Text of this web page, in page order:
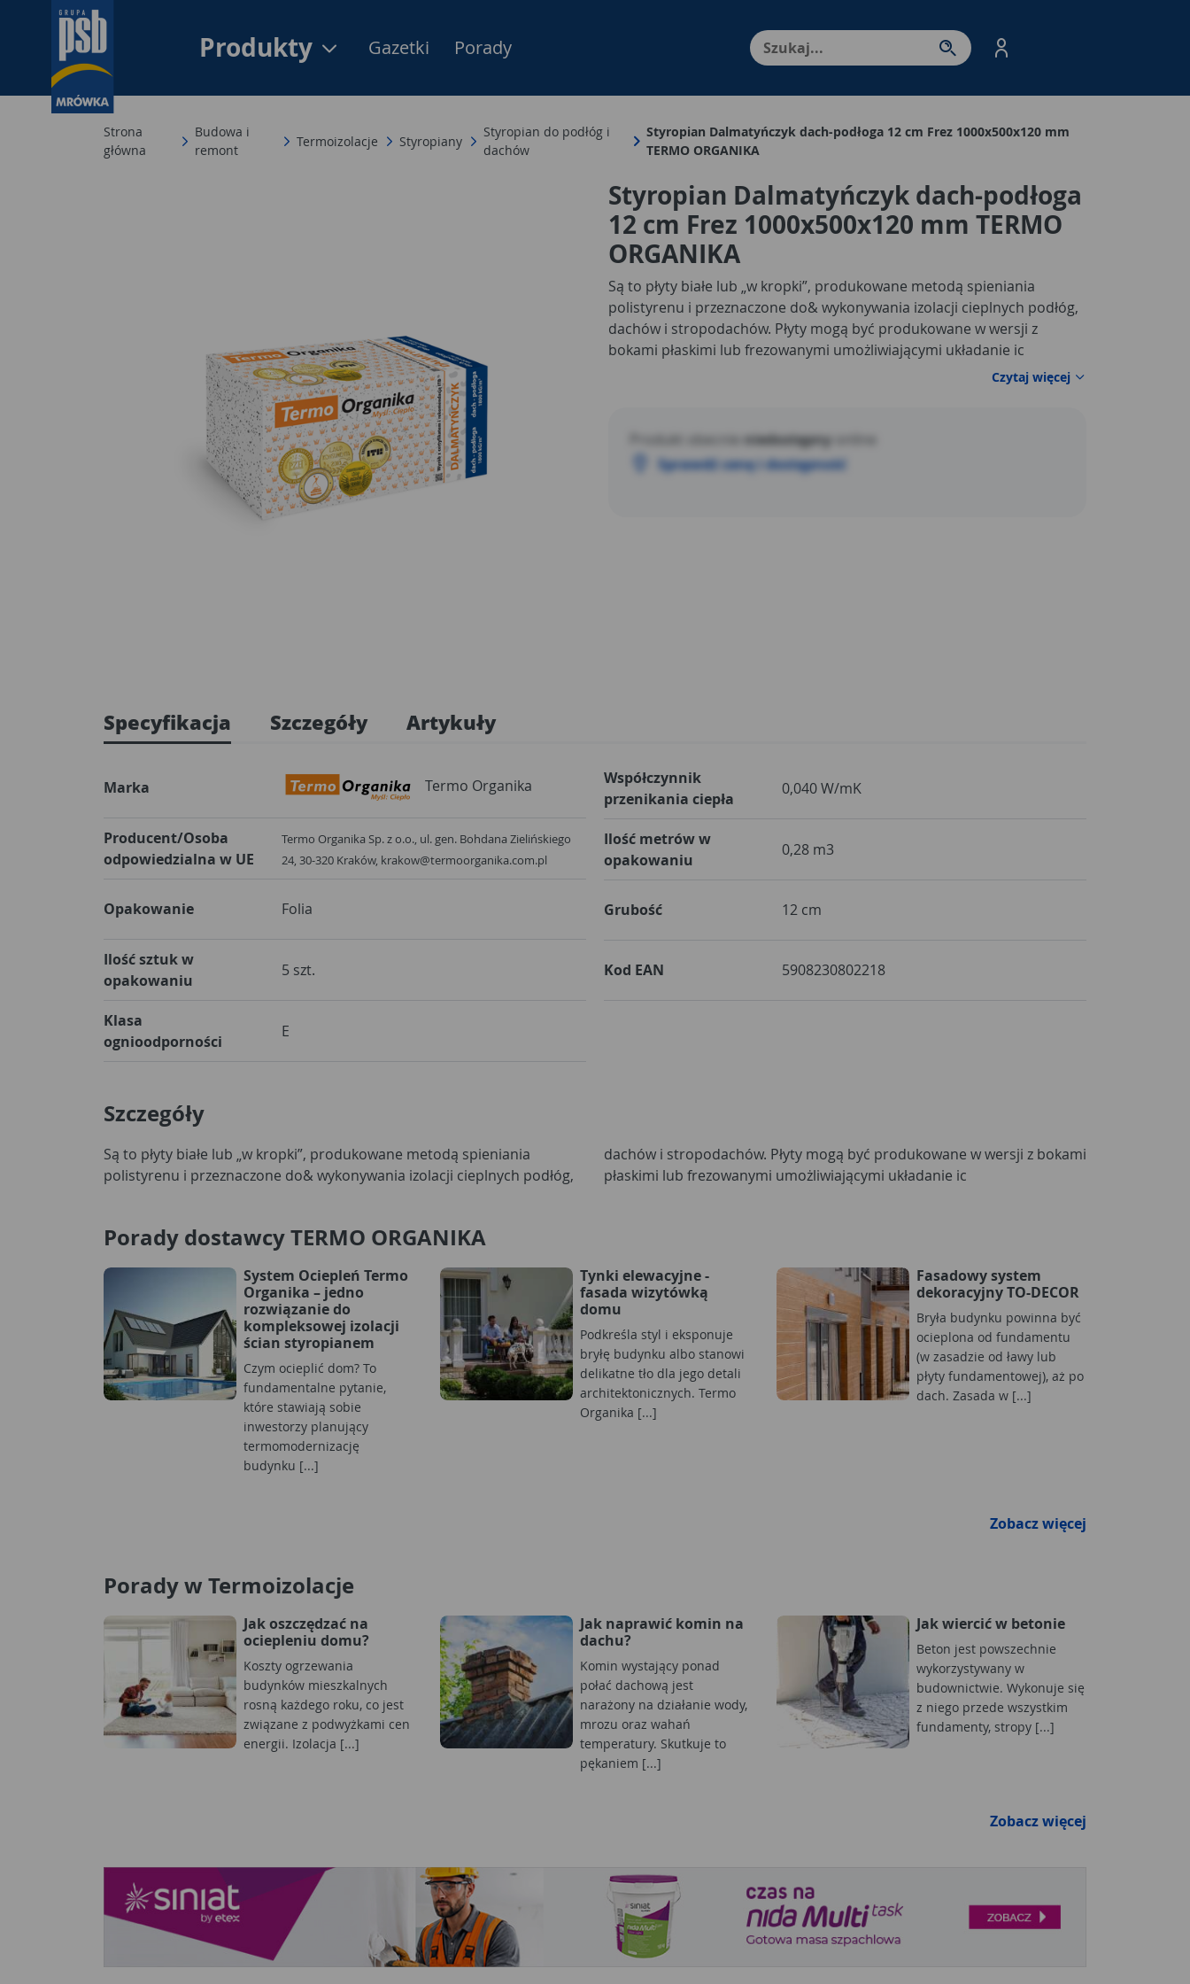
Produkty Menu Produktów, nawigacja: Enter - przejdź do strony produktów. Spacja – otwórz/
Gazetki Porady
Strona
główna
Budowa i
remont
Termoizolacje Styropiany
Styropian do podłóg i
dachów
Styropian Dalmatyńczyk dach-podłoga 12 cm Frez 1000x500x120 mm
TERMO ORGANIKA
Styropian Dalmatyńczyk dach-podłoga
12 cm Frez 1000x500x120 mm TERMO
ORGANIKA
Są to płyty białe lub „w kropki”, produkowane metodą spieniania
polistyrenu i przeznaczone do& wykonywania izolacji cieplnych podłóg,
dachów i stropodachów. Płyty mogą być produkowane w wersji z
bokami płaskimi lub frezowanymi umożliwiającymi układanie ic
Czytaj więcej
niedostępny
Sprawdź cenę i dostępność
Specyfikacja Szczegóły Artykuły
Marka Termo Organika
Producent/Osoba
odpowiedzialna w UE
Termo Organika Sp. z o.o., ul. gen. Bohdana Zielińskiego
24, 30-320 Kraków, krakow@termoorganika.com.pl
Opakowanie Folia
Ilość sztuk w
opakowaniu
5 szt.
Klasa
ognioodporności
E
Współczynnik
przenikania ciepła
0,040 W/mK
Ilość metrów w
opakowaniu
0,28 m3
Grubość 12 cm
Kod EAN 5908230802218
Szczegóły
Są to płyty białe lub „w kropki”, produkowane metodą spieniania
polistyrenu i przeznaczone do& wykonywania izolacji cieplnych podłóg,
dachów i stropodachów. Płyty mogą być produkowane w wersji z bokami
płaskimi lub frezowanymi umożliwiającymi układanie ic
Porady dostawcy TERMO ORGANIKA
System Ociepleń Termo
Organika – jedno
rozwiązanie do
kompleksowej izolacji
ścian styropianem
Czym ocieplić dom? To
fundamentalne pytanie,
które stawiają sobie
inwestorzy planujący
termomodernizację
budynku [...]
Tynki elewacyjne -
fasada wizytówką
domu
Podkreśla styl i eksponuje
bryłę budynku albo stanowi
delikatne tło dla jego detali
architektonicznych. Termo
Organika [...]
Fasadowy system
dekoracyjny TO-DECOR
Bryła budynku powinna być
ocieplona od fundamentu
(w zasadzie od ławy lub
płyty fundamentowej), aż po
dach. Zasada w [...]
Zobacz więcej
Porady w Termoizolacje
Jak oszczędzać na
ociepleniu domu?
Koszty ogrzewania
budynków mieszkalnych
rosną każdego roku, co jest
związane z podwyżkami cen
energii. Izolacja [...]
Jak naprawić komin na
dachu?
Komin wystający ponad
połać dachową jest
narażony na działanie wody,
mrozu oraz wahań
temperatury. Skutkuje to
pękaniem [...]
Jak wiercić w betonie
Beton jest powszechnie
wykorzystywany w
budownictwie. Wykonuje się
z niego przede wszystkim
fundamenty, stropy [...]
Zobacz więcej